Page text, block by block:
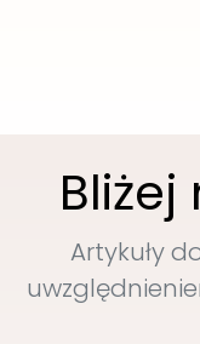
Artykuły